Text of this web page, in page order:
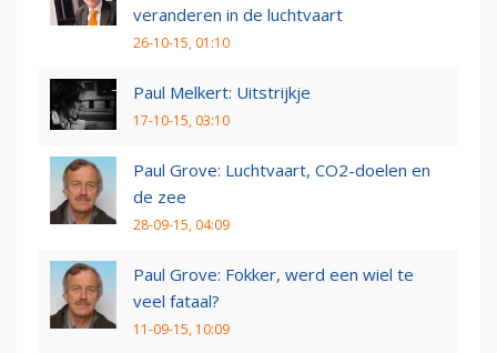
veranderen in de luchtvaart
26-10-15, 01:10
Paul Melkert: Uitstrijkje
17-10-15, 03:10
Paul Grove: Luchtvaart, CO2-doelen en
de zee
28-09-15, 04:09
Paul Grove: Fokker, werd een wiel te
veel fataal?
11-09-15, 10:09